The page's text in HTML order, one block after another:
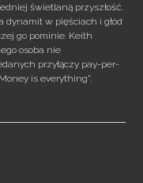
świetlaną przyszłość.
dynamit w pięściach i głód
go pominie. Keith
osoba nie
przyłączy pay-per-
is everything”.